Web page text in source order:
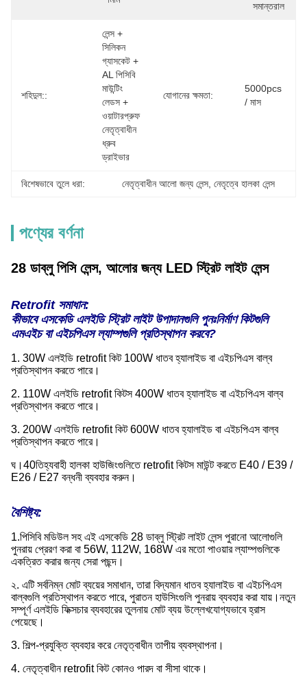
সমান্তরাল
শহিদুল::
লেন্স +
সিলিকন
গ্যাসকেট +
AL পিসিবি
মাউন্টিং
লেডস +
ওয়াটারপ্রুফ
নেতৃত্বাধীন
ধ্রুব
ড্রাইভার
যোগানের ক্ষমতা:
5000pcs
/ মাস
বিশেষভাবে তুলে ধরা: নেতৃত্বাধীন আলো জন্য লেন্স , নেতৃত্বে হালকা লেন্স
পণ্যের বর্ণনা
28 ডাব্লু পিসি লেন্স, আলোর জন্য LED স্ট্রিট লাইট লেন্স
Retrofit সমাধান:
কীভাবে এসকেডি এলইডি স্ট্রিট লাইট উপাদানগুলি পুনঃনির্মাণ কিটগুলি
এমএইচ বা এইচপিএস ল্যাম্পগুলি প্রতিস্থাপন করবে?
1. 30W এলইডি retrofit কিট 100W ধাতব হ্যালাইড বা এইচপিএস বাল্ব
প্রতিস্থাপন করতে পারে।
2. 110W এলইডি retrofit কিটস 400W ধাতব হ্যালাইড বা এইচপিএস বাল্ব
প্রতিস্থাপন করতে পারে।
3. 200W এলইডি retrofit কিট 600W ধাতব হ্যালাইড বা এইচপিএস বাল্ব
প্রতিস্থাপন করতে পারে।
ঘ। 40তিহ্যবাহী হালকা হাউজিংগুলিতে retrofit কিটস মাউন্ট করতে E40 / E39 /
E26 / E27 বন্ধনী ব্যবহার করুন।
বৈশিষ্ট্য:
1.পিসিবি মডিউল সহ এই এসকেডি 28 ডাব্লু স্ট্রিট লাইট লেন্স পুরানো আলোগুলি
পুনরায় প্রেরণ করা বা 56W, 112W, 168W এর মতো পাওয়ার ল্যাম্পগুলিকে
একত্রিত করার জন্য সেরা পছন্দ।
২. এটি সর্বনিম্ন মোট ব্যয়ের সমাধান, তারা বিদ্যমান ধাতব হ্যালাইড বা এইচপিএস
বাল্বগুলি প্রতিস্থাপন করতে পারে, পুরাতন হাউসিংগুলি পুনরায় ব্যবহার করা যায়।নতুন
সম্পূর্ণ এলইডি ফিক্সচার ব্যবহারের তুলনায় মোট ব্যয় উল্লেখযোগ্যভাবে হ্রাস
পেয়েছে।
3. শিল্প-প্রযুক্তি ব্যবহার করে নেতৃত্বাধীন তাপীয় ব্যবস্থাপনা।
4. নেতৃত্বাধীন retrofit কিট কোনও পারদ বা সীসা থাকে।